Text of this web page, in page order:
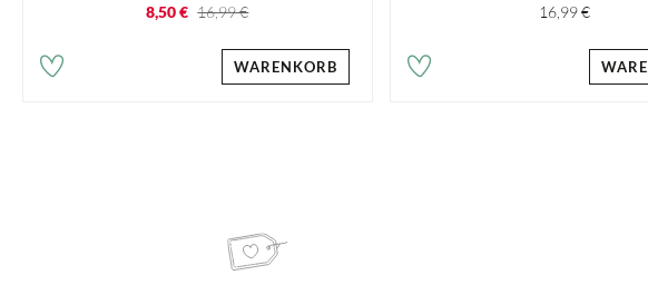
8,50 € 16,99 €
WARENKORB
16,99 €